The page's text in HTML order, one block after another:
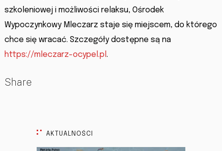
szkoleniowej i możliwości relaksu, Ośrodek
Wypoczynkowy Mleczarz staje się miejscem, do którego
chce się wracać. Szczegóły dostępne są na
https://mleczarz-ocypel.pl .
Share
AKTUALNOŚCI